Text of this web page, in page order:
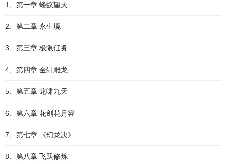
1、第一章 蝼蚁望天
2、第二章 永生境
3、第三章 极限任务
4、第四章 金针雕龙
5、第五章 龙啸九天
6、第六章 花剑花月容
7、第七章 《幻龙决》
8、第八章 飞跃修炼